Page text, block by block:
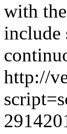
with
include
http://